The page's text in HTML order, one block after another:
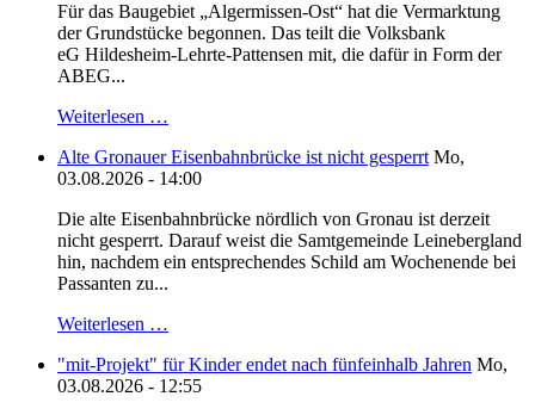
Für das Baugebiet „Algermissen-Ost“ hat die Vermarktung
der Grundstücke begonnen. Das teilt die Volksbank
eG Hildesheim-Lehrte-Pattensen mit, die dafür in Form der
ABEG...
Weiterlesen …
Alte Gronauer Eisenbahnbrücke ist nicht gesperrt Mo,
03.08.2026 - 14:00
Die alte Eisenbahnbrücke nördlich von Gronau ist derzeit
nicht gesperrt. Darauf weist die Samtgemeinde Leinebergland
hin, nachdem ein entsprechendes Schild am Wochenende bei
Passanten zu...
Weiterlesen …
"mit-Projekt" für Kinder endet nach fünfeinhalb Jahren Mo,
03.08.2026 - 12:55